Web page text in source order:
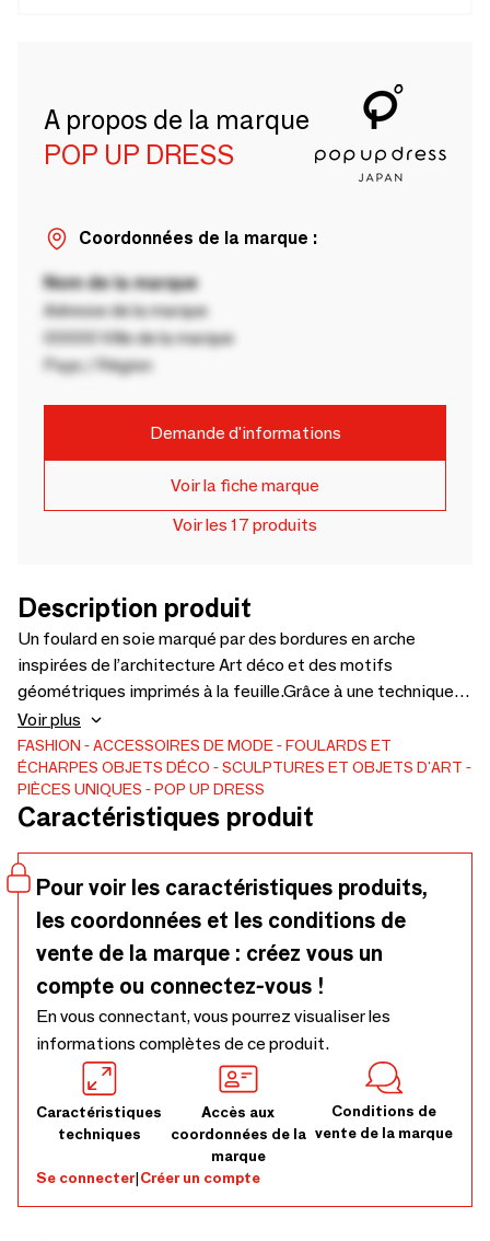
A propos de la marque
POP UP DRESS
Coordonnées de la marque :
Nom de la marque
Adresse de la marque
00000 Ville de la marque
Pays / Région
Demande d'informations
Voir la fiche marque
Voir les 17 produits
Description produit
Un foulard en soie marqué par des bordures en arche
inspirées de l’architecture Art déco et des motifs
géométriques imprimés à la feuille.Grâce à une technique
particulière, l’éclat de la feuille est délicatement fixé sur une
organza de soie transparente.Un design élégant et
architectural, qui renferme une force tranquille au cœur de
sa transparence.
Voir plus
FASHION ACCESSOIRES DE MODE
FOULARDS ET
ÉCHARPES OBJETS DÉCO
SCULPTURES ET OBJETS D'ART
PIÈCES UNIQUES
POP UP DRESS
Caractéristiques produit
Pour voir les caractéristiques produits,
les coordonnées et les conditions de
vente de la marque : créez vous un
compte ou connectez-vous !
En vous connectant, vous pourrez visualiser les
informations complètes de ce produit.
Caractéristiques
techniques
Accès aux
coordonnées de la
marque
Conditions de
vente de la marque
Se connecter|Créer un compte